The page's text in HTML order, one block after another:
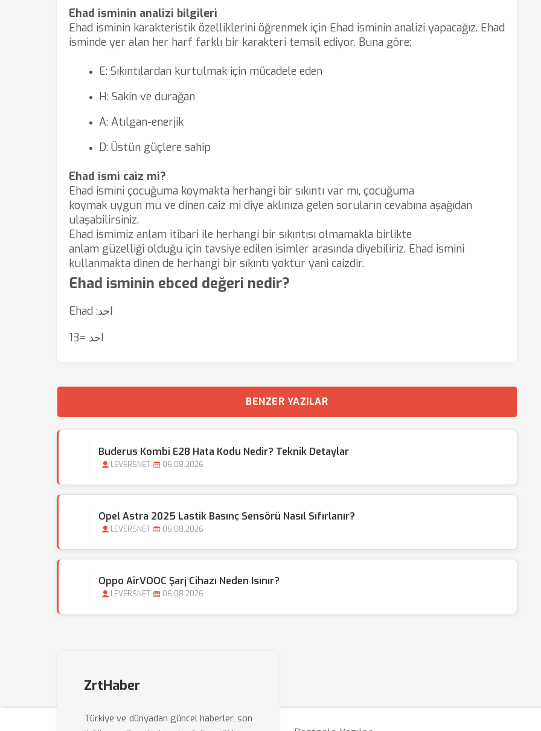
Ehad isminin analizi bilgileri
Ehad isminin karakteristik özelliklerini öğrenmek için Ehad isminin analizi yapacağız. Ehad
isminde yer alan her harf farklı bir karakteri temsil ediyor. Buna göre;
E: Sıkıntılardan kurtulmak için mücadele eden
H: Sakin ve durağan
A: Atılgan-enerjik
D: Üstün güçlere sahip
Ehad ismi caiz mi?
Ehad ismini çocuğuma koymakta herhangi bir sıkıntı var mı, çocuğuma
koymak uygun mu ve dinen caiz mi diye aklınıza gelen soruların cevabına aşağıdan
ulaşabilirsiniz.
Ehad ismimiz anlam itibari ile herhangi bir sıkıntısı olmamakla birlikte
anlam güzelliği olduğu için tavsiye edilen isimler arasında diyebiliriz. Ehad ismini
kullanmakta dinen de herhangi bir sıkıntı yoktur yani caizdir.
Ehad isminin ebced değeri nedir?
Ehad :احد
احد =13
BENZER YAZILAR
Buderus Kombi E28 Hata Kodu Nedir? Teknik Detaylar
LEVERSNET 06.08.2026
Opel Astra 2025 Lastik Basınç Sensörü Nasıl Sıfırlanır?
LEVERSNET 06.08.2026
Oppo AirVOOC Şarj Cihazı Neden Isınır?
LEVERSNET 06.08.2026
ZrtHaber
Türkiye ve dünyadan güncel haberler, son